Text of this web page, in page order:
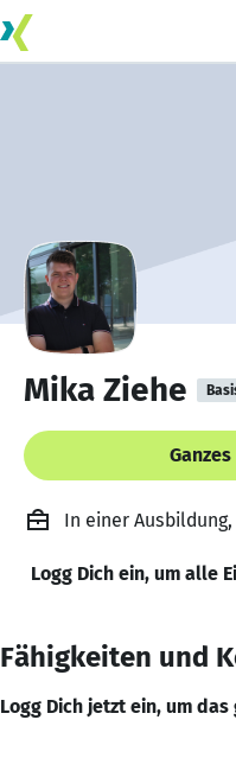
Mika Ziehe
In einer
Logg Dich ein, um alle
Fähigkeiten und
Logg Dich jetzt ein, um